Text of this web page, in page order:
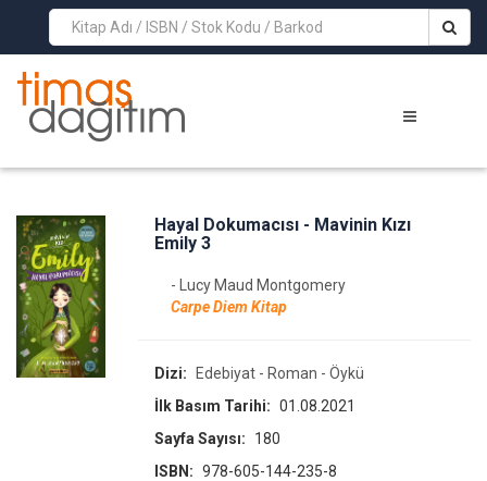
>
Hayal Dokumacısı - Mavinin Kızı
Emily 3
- Lucy Maud Montgomery
Carpe Diem Kitap
Dizi:
Edebiyat - Roman - Öykü
İlk Basım Tarihi: 01.08.2021
Sayfa Sayısı:
180
ISBN: 978-605-144-235-8